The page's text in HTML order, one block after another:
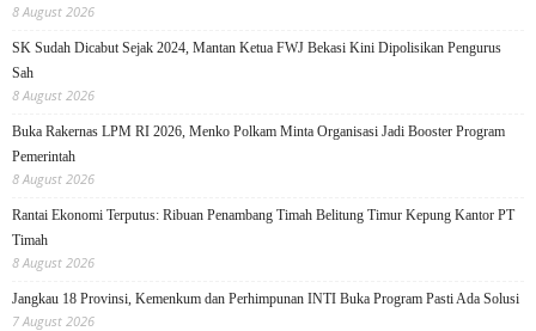
8 August 2026
SK Sudah Dicabut Sejak 2024, Mantan Ketua FWJ Bekasi Kini Dipolisikan Pengurus
Sah
8 August 2026
Buka Rakernas LPM RI 2026, Menko Polkam Minta Organisasi Jadi Booster Program
Pemerintah
8 August 2026
Rantai Ekonomi Terputus: Ribuan Penambang Timah Belitung Timur Kepung Kantor PT
Timah
8 August 2026
Jangkau 18 Provinsi, Kemenkum dan Perhimpunan INTI Buka Program Pasti Ada Solusi
7 August 2026